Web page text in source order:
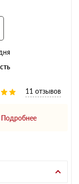
11 отзывов
Подробнее